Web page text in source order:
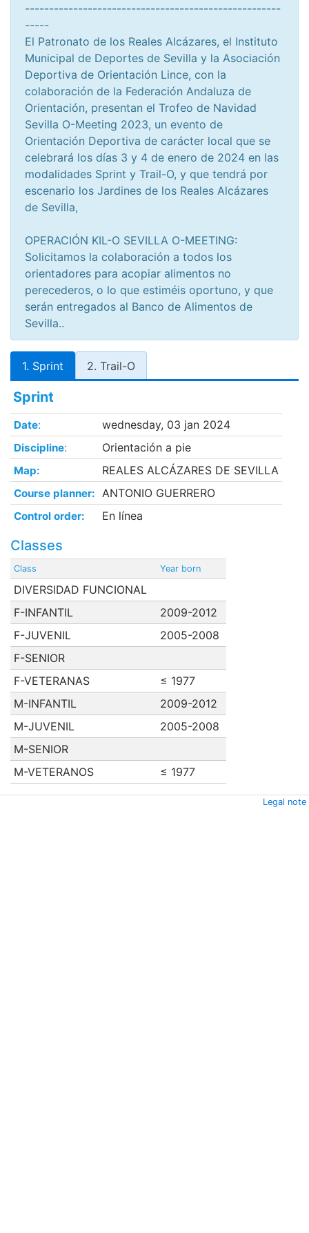
-----------------------------------------------------
-----
El Patronato de los Reales Alcázares, el Instituto
Municipal de Deportes de Sevilla y la Asociación
Deportiva de Orientación Lince, con la
colaboración de la Federación Andaluza de
Orientación, presentan el Trofeo de Navidad
Sevilla O-Meeting 2023, un evento de
Orientación Deportiva de carácter local que se
celebrará los días 3 y 4 de enero de 2024 en las
modalidades Sprint y Trail-O, y que tendrá por
escenario los Jardines de los Reales Alcázares
de Sevilla,
OPERACIÓN KIL-O SEVILLA O-MEETING:
Solicitamos la colaboración a todos los
orientadores para acopiar alimentos no
perecederos, o lo que estiméis oportuno, y que
serán entregados al Banco de Alimentos de
Sevilla..
1. Sprint 2. Trail-O
Sprint
Date: wednesday, 03 jan 2024
Discipline: Orientación a pie
Map: REALES ALCÁZARES DE SEVILLA
Course planner: ANTONIO GUERRERO
Control order: En línea
Classes
Class Year born
DIVERSIDAD FUNCIONAL
F-INFANTIL
2009-2012
F-JUVENIL
2005-2008
F-SENIOR
F-VETERANAS
≤ 1977
M-INFANTIL
2009-2012
M-JUVENIL
2005-2008
M-SENIOR
M-VETERANOS
≤ 1977
Legal note